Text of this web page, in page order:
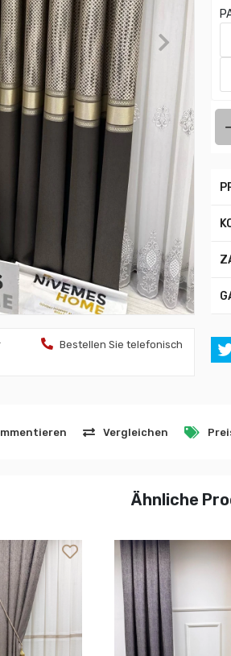
Bestellen Sie telefonisch
Vergleichen
Ähnliche